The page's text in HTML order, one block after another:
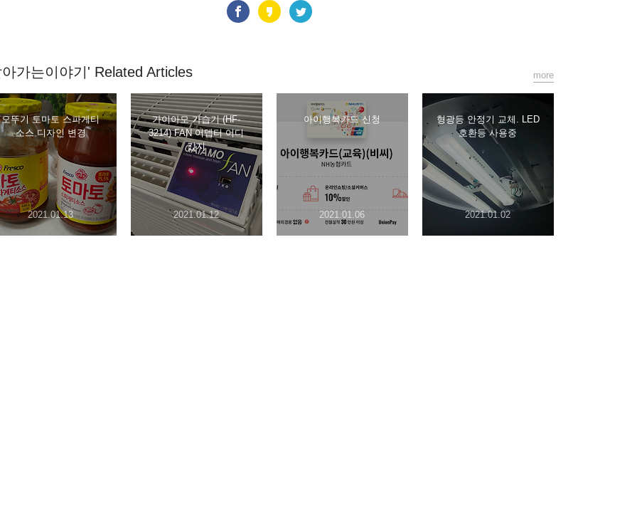
가는이야기' Related Articles
오뚜기 토마토 스파게티
소스 디자인 변경
2021.01.13
가이아모 가습기 (HF-
3214) FAN 어뎁터 어디
갔지
2021.01.12
아이행복카드 신청
2021.01.06
형광등 안정기 교체. LED
호환등 사용중
2021.01.02
more